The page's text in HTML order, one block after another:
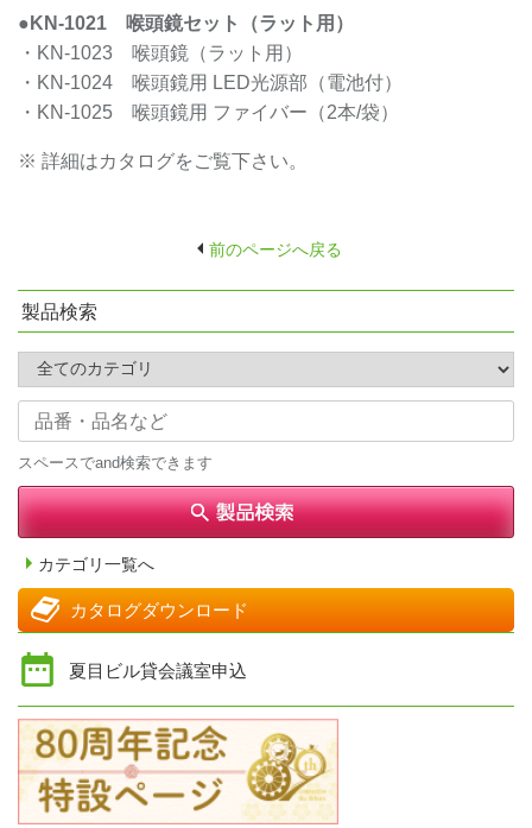
●KN-1021 喉頭鏡セット（ラット用）
・KN-1023 喉頭鏡（ラット用）
・KN-1024 喉頭鏡用 LED光源部（電池付）
・KN-1025 喉頭鏡用 ファイバー（2本/袋）
※ 詳細はカタログをご覧下さい。
前のページへ戻る
製品検索
スペースでand検索できます
カテゴリ一覧へ
カタログダウンロード
夏目ビル貸会議室申込